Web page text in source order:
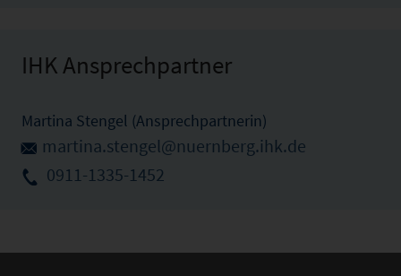
IHK Ansprechpartner
Martina Stengel (Ansprechpartnerin)
martina.stengel@nuernberg.ihk.de
0911-1335-1452